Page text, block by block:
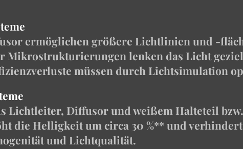
ermöglichen größere Lichtlinien und -
Mikrostrukturierungen lenken das Licht
müssen durch Lichtsimulation
Lichtleiter, Diffusor und weißem Halteteil
die Helligkeit um circa 30 %** und
und Lichtqualität.